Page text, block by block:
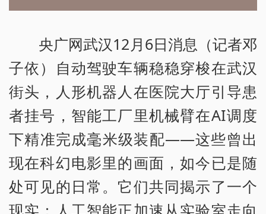
央广网武汉12月6日消息（记者邓
子依）自动驾驶车辆稳稳穿梭在武汉
街头，人形机器人在医院大厅引导患
者挂号，智能工厂里机械臂在AI调度
下精准完成毫米级装配——这些曾出
现在科幻电影里的画面，如今已是随
处可见的日常。它们共同揭示了一个
现实：人工智能正加速从实验室走向